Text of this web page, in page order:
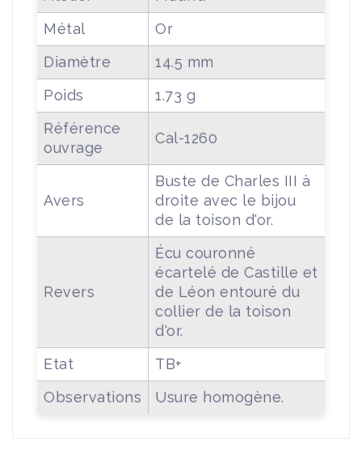
Métal
Or
Diamètre
14.5 mm
Poids
1.73 g
Référence
ouvrage
Cal-1260
Avers
Buste de Charles III à
droite avec le bijou
de la toison d'or.
Revers
Écu couronné
écartelé de Castille et
de Léon entouré du
collier de la toison
d'or.
Etat
TB+
Observations
Usure homogène.